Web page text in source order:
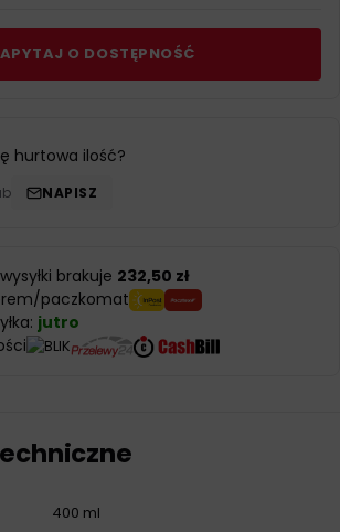
O DOSTĘPNOŚĆ
hurtowa ilość?
NAPISZ
brakuje 232,50 zł
paczkomat
jutro
400 ml